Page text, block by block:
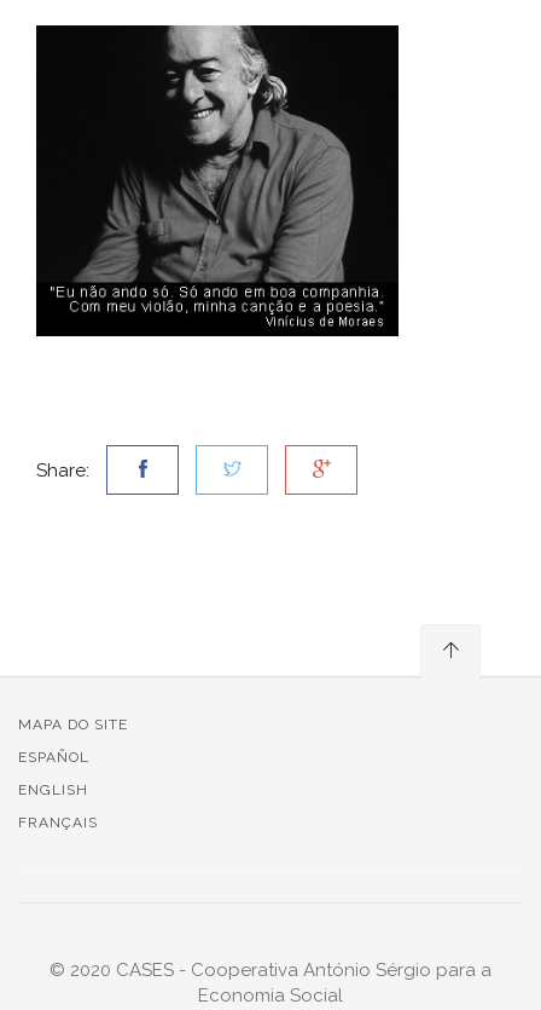
Share:
MAPA DO SITE
ESPAÑOL
ENGLISH
FRANÇAIS
© 2020 CASES - Cooperativa António Sérgio para a
Economia Social